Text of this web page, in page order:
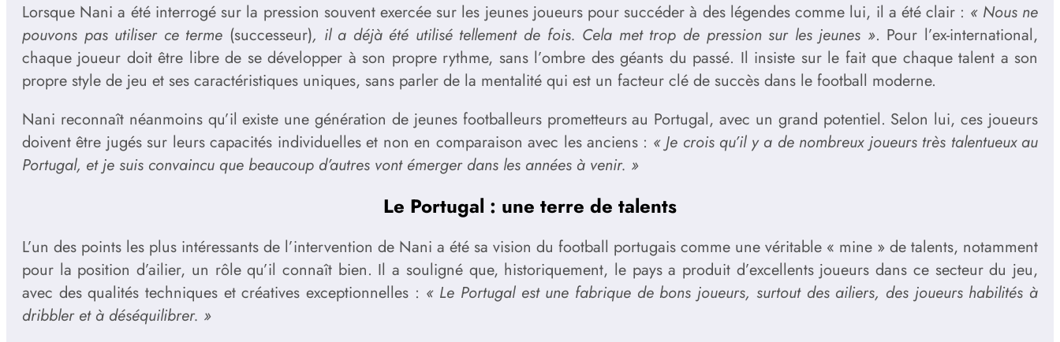
Lorsque Nani a été interrogé sur la pression souvent exercée sur les jeunes joueurs pour succéder à des légendes comme lui, il a été clair : « Nous ne
pouvons pas utiliser ce terme (successeur), il a déjà été utilisé tellement de fois. Cela met trop de pression sur les jeunes ». Pour l’ex-international,
chaque joueur doit être libre de se développer à son propre rythme, sans l’ombre des géants du passé. Il insiste sur le fait que chaque talent a son
propre style de jeu et ses caractéristiques uniques, sans parler de la mentalité qui est un facteur clé de succès dans le football moderne.
Nani reconnaît néanmoins qu’il existe une génération de jeunes footballeurs prometteurs au Portugal, avec un grand potentiel. Selon lui, ces joueurs
doivent être jugés sur leurs capacités individuelles et non en comparaison avec les anciens : « Je crois qu’il y a de nombreux joueurs très talentueux au
Portugal, et je suis convaincu que beaucoup d’autres vont émerger dans les années à venir. »
Le Portugal : une terre de talents
L’un des points les plus intéressants de l’intervention de Nani a été sa vision du football portugais comme une véritable « mine » de talents, notamment
pour la position d’ailier, un rôle qu’il connaît bien. Il a souligné que, historiquement, le pays a produit d’excellents joueurs dans ce secteur du jeu,
avec des qualités techniques et créatives exceptionnelles : « Le Portugal est une fabrique de bons joueurs, surtout des ailiers, des joueurs habilités à
dribbler et à déséquilibrer. »